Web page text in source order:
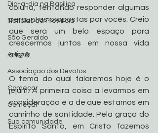
Dia-a-dia na Basílica
Noticias da Província
São Geraldo
Artigos
Associação dos Devotos
Começar
Começar
Sua comunidade
coluna, tentando responder algumas
perguntas propostas por vocês. Creio
que será um belo espaço para
crescermos juntos em nossa vida
cristã.
O tema do qual falaremos hoje é o
jejum. A primeira coisa a levarmos em
consideração é a de que estamos em
caminho de santidade. Pela graça do
Espírito Santo, em Cristo fazemos